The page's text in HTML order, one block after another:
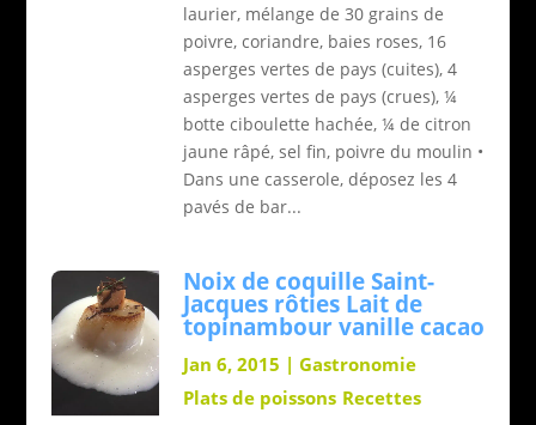
laurier, mélange de 30 grains de
poivre, coriandre, baies roses, 16
asperges vertes de pays (cuites), 4
asperges vertes de pays (crues), ¼
botte ciboulette hachée, ¼ de citron
jaune râpé, sel fin, poivre du moulin •
Dans une casserole, déposez les 4
pavés de bar...
Noix de coquille Saint-
Jacques rôties Lait de
topinambour vanille cacao
Jan 6, 2015 |Gastronomie
Plats de poissons Recettes